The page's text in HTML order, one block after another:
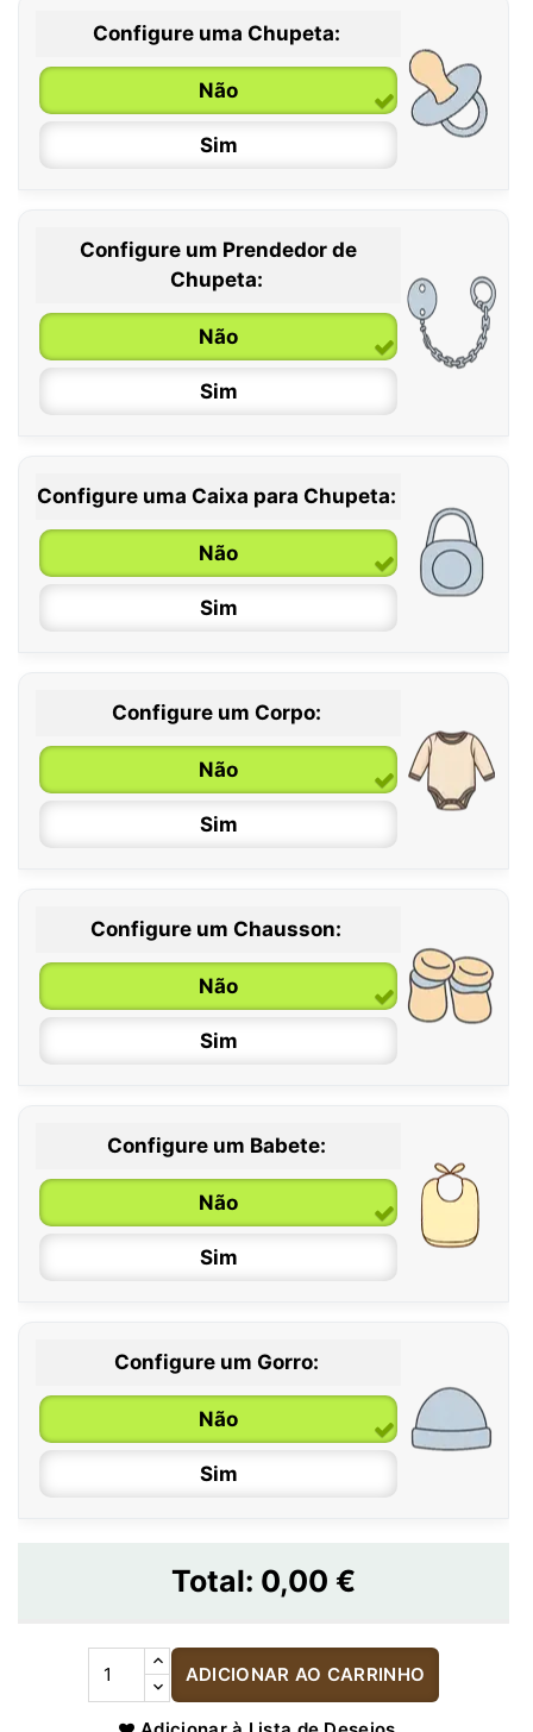
Configure uma Chupeta:
Não
Sim
0 / 6 meses
6 / 36 meses
Configure um Prendedor de
Chupeta:
Não
Sim
Configure uma Caixa para Chupeta:
Não
Sim
Configure um Corpo:
Não
Sim
0 / 6 meses
6 / 12 meses
12 / 18 meses
Configure um Chausson:
Não
Sim
Configure um Babete:
Não
Sim
Configure um Gorro:
Não
Sim
Total: 0,00 €
ADICIONAR AO CARRINHO